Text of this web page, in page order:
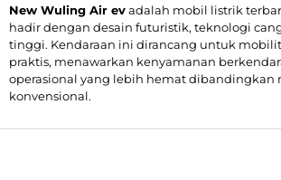
New Wuling Air evadalah mobil listrik
hadir dengan desain futuristik, teknologi
tinggi. Kendaraan ini dirancang untuk
praktis, menawarkan kenyamanan
operasional yang lebih hemat dibandingkan
konvensional.